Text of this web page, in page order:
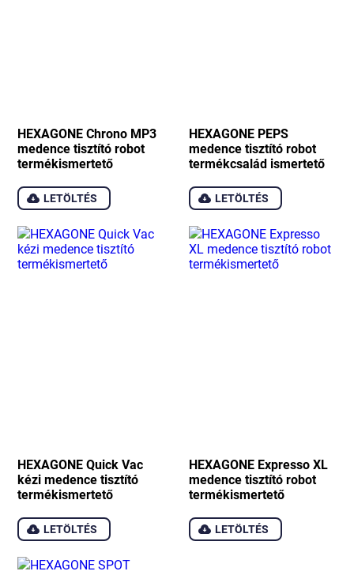
HEXAGONE Chrono MP3
medence tisztító robot
termékismertető
LETÖLTÉS
HEXAGONE PEPS
medence tisztító robot
termékcsalád ismertető
LETÖLTÉS
HEXAGONE Quick Vac
kézi medence tisztító
termékismertető
LETÖLTÉS
HEXAGONE Expresso XL
medence tisztító robot
termékismertető
LETÖLTÉS